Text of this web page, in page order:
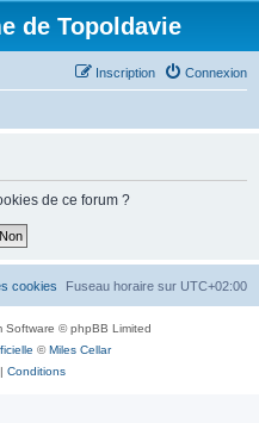
de Topoldavie
Connexion
Inscription
de ce forum ?
Fuseau horaire sur UTC+02:00
cookies
Software © phpBB Limited
©Miles Cellar
| Conditions